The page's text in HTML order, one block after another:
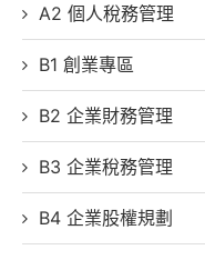
A2 個人稅務管理
B1 創業專區
B2 企業財務管理
B3 企業稅務管理
B4 企業股權規劃